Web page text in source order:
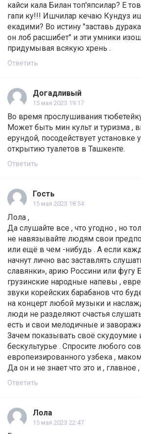
кайси кала Билан топ'япсилар? Е
гапи ку!!! Ишчилар кечаю Кундуз
екадими? Во истину "заставь
он лоб расшибет" и эти умники
придумывая всякую хрень .
Ответить
Догадливый
15 мая 2023 19:17
Во время прослушивания
Может быть мин культ и туризма ,
ерундой, посодействует установке
открытию туалетов в Ташкенте.
Ответить
Гость
15 мая 2023 18:54
Лола ,
Да слушайте все , что угодно , но
не навязывайте людям свои
или ещё в чем -нибудь . А если
начнут лично вас заставлять
славянки», арию Россини или фугу
грузинские народные напевы ,
звуки корейских барабанов что
на концерт любой музыки и
люди не разделяют счастья
есть и свои мелодичные и
Зачем показывать своё скудоумие
бескультурье . Спросите любого
европеизированного узбека ,
Да он и не знает что это и , главное
Ответить
Лола
15 мая 2023 22:47